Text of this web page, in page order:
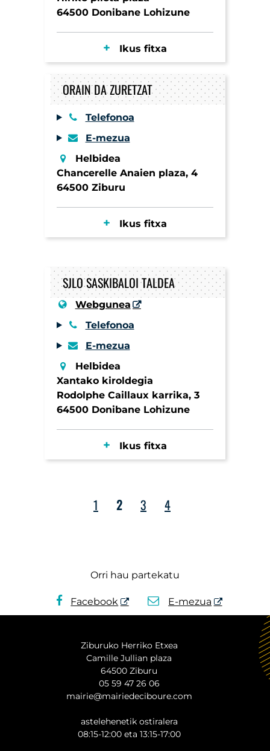
64500 Donibane Lohizune
Ikus fitxa
ORAIN DA ZURETZAT
Telefonoa
E-mezua
Helbidea
Chancerelle Anaien plaza, 4
64500 Ziburu
Ikus fitxa
SJLO SASKIBALOI TALDEA
Webgunea
Telefonoa
E-mezua
Helbidea
Xantako kiroldegia
Rodolphe Caillaux karrika, 3
64500 Donibane Lohizune
Ikus fitxa
1 2 3 4
Orri hau partekatu
Facebook E-mezua
Ziburuko Herriko Etxea
Camille Jullian plaza
64500 Ziburu
05 59 47 26 06
mairie@mairiedeciboure.com
astelehenetik ostiralera
08:15-12:00 eta 13:15-17:00